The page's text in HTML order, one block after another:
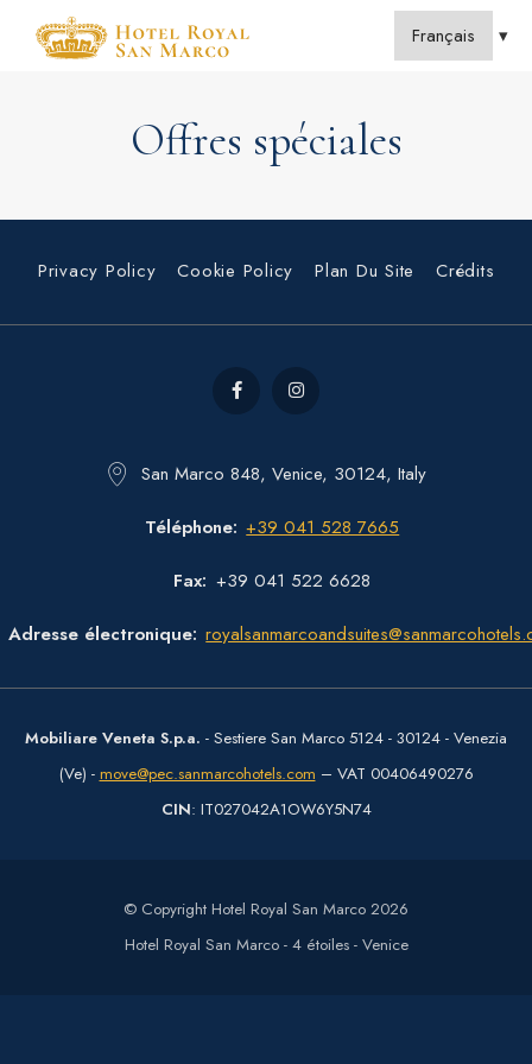
Offres spéciales
Privacy Policy Cookie Policy Plan Du Site Crédits
San Marco 848, Venice, 30124, Italy
Téléphone +39 041 528 7665
Fax +39 041 522 6628
Adresse électronique
Mobiliare Veneta S.p.a. - Sestiere San Marco 5124 - 30124 - Venezia
(Ve) - move@pec.sanmarcohotels.com – VAT 00406490276
CIN: IT027042A1OW6Y5N74
© Copyright Hotel Royal San Marco 2026
Hotel Royal San Marco - 4 étoiles - Venice